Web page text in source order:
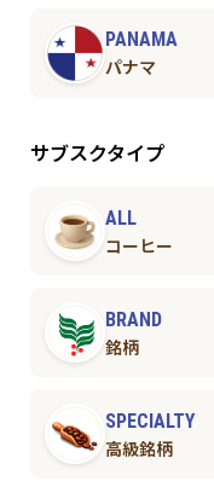
PANAMA
パナマ
サブスクタイプ
ALL
コーヒー
BRAND
銘柄
SPECIALTY
高級銘柄